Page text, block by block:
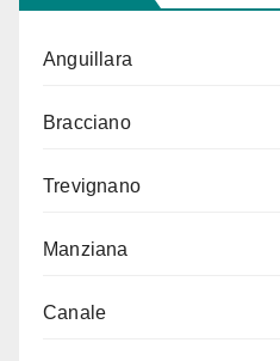
Anguillara
Bracciano
Trevignano
Manziana
Canale